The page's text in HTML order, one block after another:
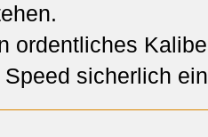
ordentliches
sicherlich